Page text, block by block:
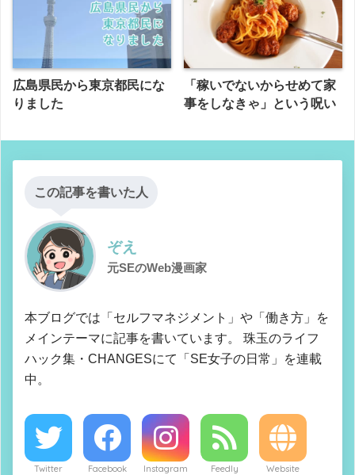
広島県民から東京都民にな
りました
「稼いでないからせめて家
事をしなきゃ」という呪い
この記事を書いた人
ぞえ
元SEのWeb漫画家
本ブログでは「セルフマネジメント」や「働き方」を
メインテーマに記事を書いています。 珠玉のライフ
ハック集・CHANGESにて「SE女子の日常」を連載
中。
Twitter Facebook Instagram Feedly Website